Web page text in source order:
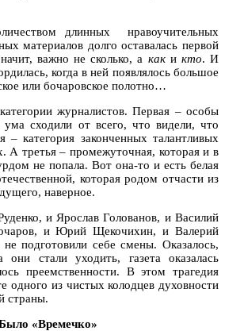
длинных нравоучительных
материалов долго оставалась первой
важно не сколько, а каки кто. И
когда в ней появлялось большое
или бочаровское полотно…
журналистов. Первая – особы
ума сходили от всего, что видели, что
– категория законченных талантливых
А третья – промежуточная, которая и в
не попала. Вот она-то и есть белая
которая родом отчасти из
наверное.
и Ярослав Голованов, и Василий
и Юрий Щекочихин, и Валерий
подготовили себе смены. Оказалось,
стали уходить, газета оказалась
преемственности. В этом трагедия
одного из чистых колодцев духовности
страны.
«Времечко»